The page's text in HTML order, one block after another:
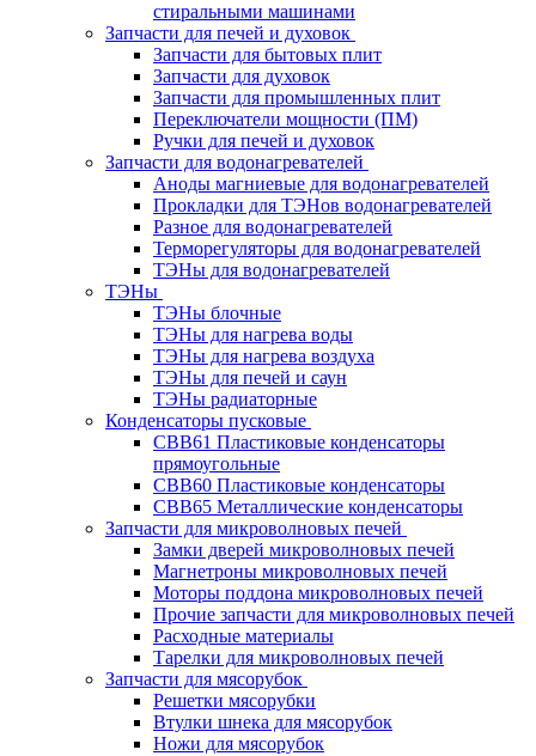
стиральными машинами
Запчасти для печей и духовок
Запчасти для бытовых плит
Запчасти для духовок
Запчасти для промышленных плит
Переключатели мощности (ПМ)
Ручки для печей и духовок
Запчасти для водонагревателей
Аноды магниевые для водонагревателей
Прокладки для ТЭНов водонагревателей
Разное для водонагревателей
Терморегуляторы для водонагревателей
ТЭНы для водонагревателей
ТЭНы
ТЭНы блочные
ТЭНы для нагрева воды
ТЭНы для нагрева воздуха
ТЭНы для печей и саун
ТЭНы радиаторные
Конденсаторы пусковые
CBB61 Пластиковые конденсаторы
прямоугольные
CBB60 Пластиковые конденсаторы
CBB65 Металлические конденсаторы
Запчасти для микроволновых печей
Замки дверей микроволновых печей
Магнетроны микроволновых печей
Моторы поддона микроволновых печей
Прочие запчасти для микроволновых печей
Расходные материалы
Тарелки для микроволновых печей
Запчасти для мясорубок
Решетки мясорубки
Втулки шнека для мясорубок
Ножи для мясорубок